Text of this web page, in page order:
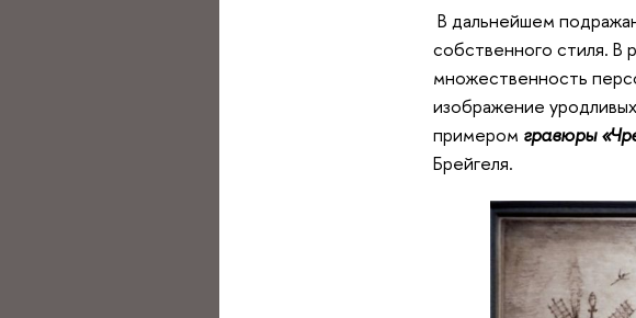
В дальнейшем
собственного стиля. В
множественность
изображение
примером гравюры
Брейгеля.